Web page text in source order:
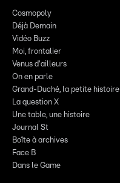
Cosmopoly
Déjà Demain
Vidéo Buzz
Moi, frontalier
Venus d'ailleurs
On en parle
Grand-Duché, la petite histoire
La question X
Une table, une histoire
Journal St
Boîte à archives
Face B
Dans le Game